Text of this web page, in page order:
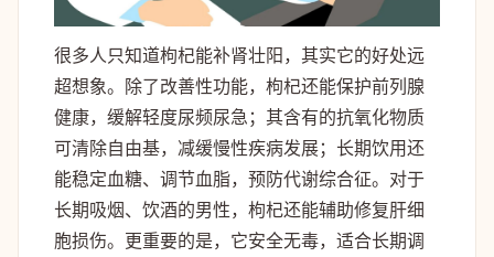
很多人只知道枸杞能补肾壮阳，其实它的好处远
超想象。除了改善性功能，枸杞还能保护前列腺
健康，缓解轻度尿频尿急；其含有的抗氧化物质
可清除自由基，减缓慢性疾病发展；长期饮用还
能稳定血糖、调节血脂，预防代谢综合征。对于
长期吸烟、饮酒的男性，枸杞还能辅助修复肝细
胞损伤。更重要的是，它安全无毒，适合长期调